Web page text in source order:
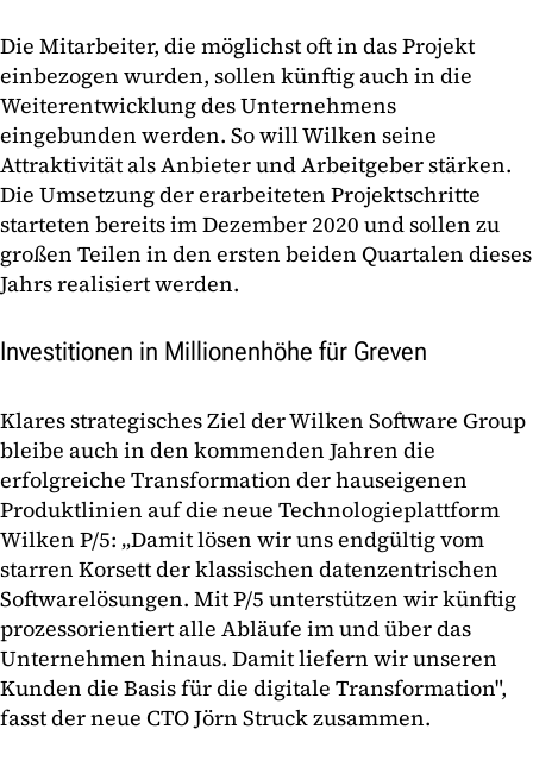
Die Mitarbeiter, die möglichst oft in das Projekt
einbezogen wurden, sollen künftig auch in die
Weiterentwicklung des Unternehmens
eingebunden werden. So will Wilken seine
Attraktivität als Anbieter und Arbeitgeber stärken.
Die Umsetzung der erarbeiteten Projektschritte
starteten bereits im Dezember 2020 und sollen zu
großen Teilen in den ersten beiden Quartalen dieses
Jahrs realisiert werden.
Investitionen in Millionenhöhe für Greven
Klares strategisches Ziel der Wilken Software Group
bleibe auch in den kommenden Jahren die
erfolgreiche Transformation der hauseigenen
Produktlinien auf die neue Technologieplattform
Wilken P/5: „Damit lösen wir uns endgültig vom
starren Korsett der klassischen datenzentrischen
Softwarelösungen. Mit P/5 unterstützen wir künftig
prozessorientiert alle Abläufe im und über das
Unternehmen hinaus. Damit liefern wir unseren
Kunden die Basis für die digitale Transformation",
fasst der neue CTO Jörn Struck zusammen.